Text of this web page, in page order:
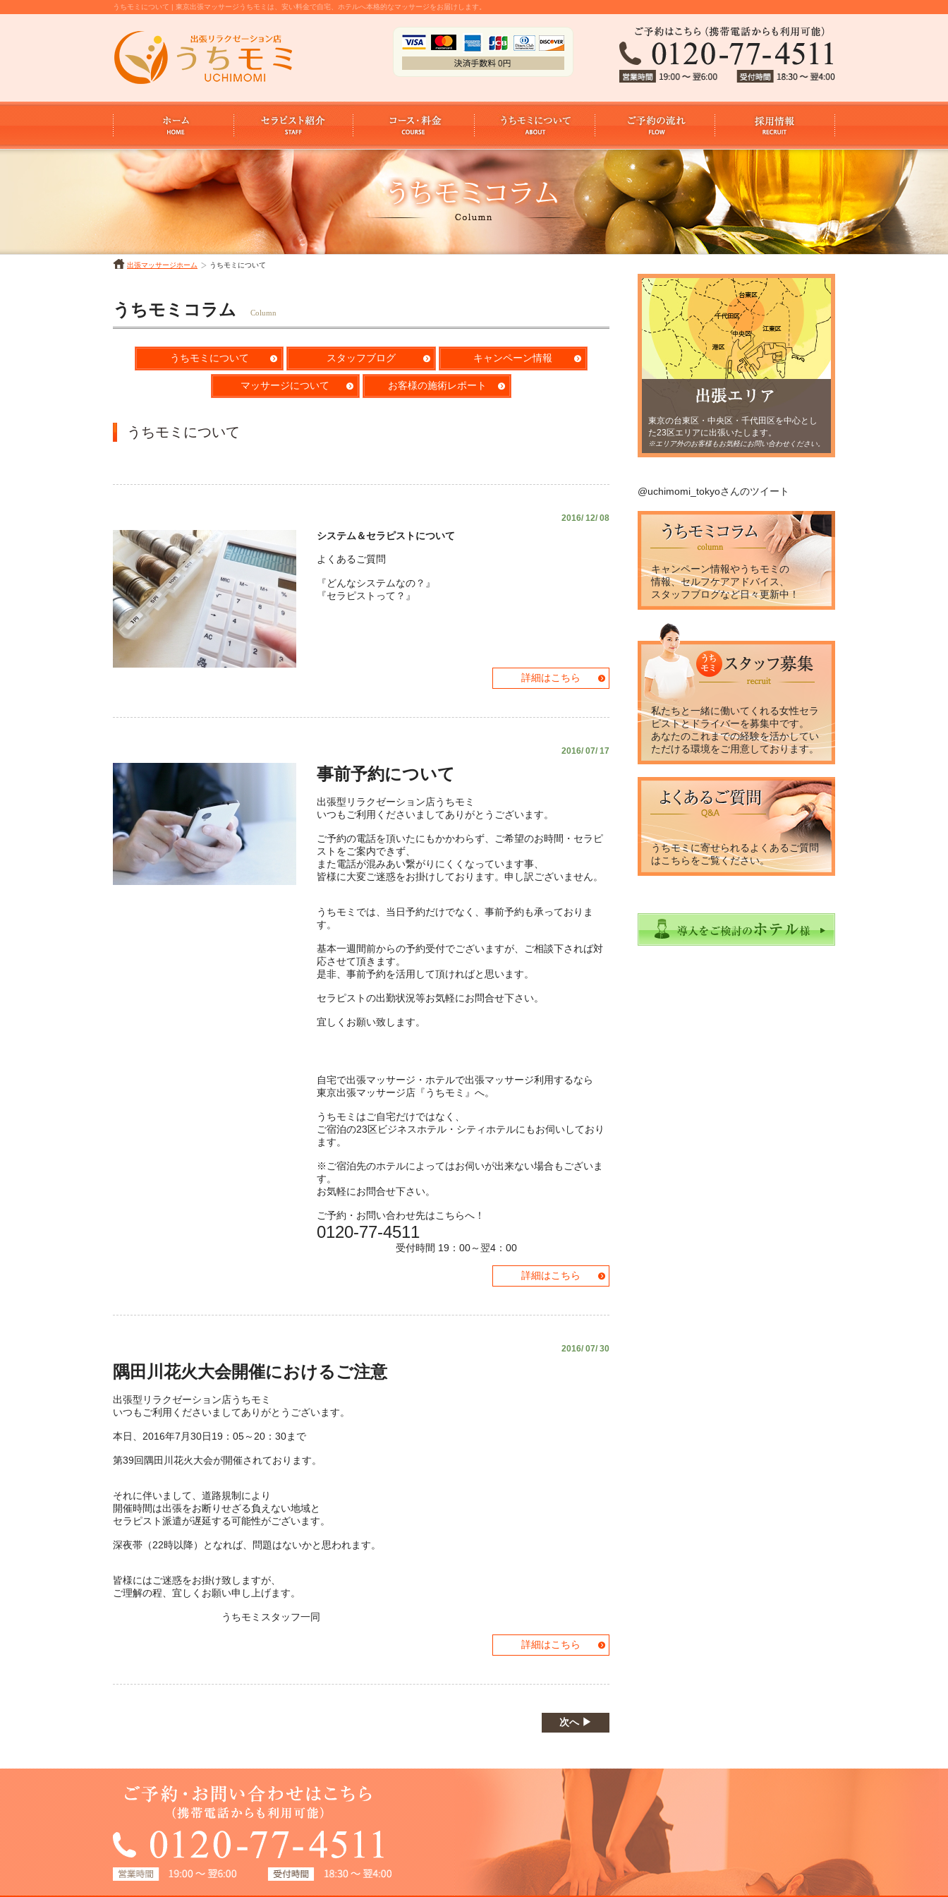
うちモミについて | 東京出張マッサージうちモミは、安い料金で自宅、ホテルへ本格的なマッサージをお届けします。
出張マッサージホーム うちモミについて
うちモミコラム Column
うちモミについて スタッフブログ キャンペーン情報
マッサージについて お客様の施術レポート
うちモミについて
2016/ 12/ 08
システム＆セラピストについて
よくあるご質問
『どんなシステムなの？』
『セラピストって？』
詳細はこちら
2016/ 07/ 17
事前予約について
出張型リラクゼーション店うちモミ
いつもご利用くださいましてありがとうございます。
ご予約の電話を頂いたにもかかわらず、ご希望のお時間・セラピ
ストをご案内できず、
また電話が混みあい繋がりにくくなっています事、
皆様に大変ご迷惑をお掛けしております。申し訳ございません。
うちモミでは、当日予約だけでなく、事前予約も承っておりま
す。
基本一週間前からの予約受付でございますが、ご相談下されば対
応させて頂きます。
是非、事前予約を活用して頂ければと思います。
セラピストの出勤状況等お気軽にお問合せ下さい。
宜しくお願い致します。
自宅で出張マッサージ・ホテルで出張マッサージ利用するなら
東京出張マッサージ店『うちモミ』へ。
うちモミはご自宅だけではなく、
ご宿泊の23区ビジネスホテル・シティホテルにもお伺いしており
ます。
※ご宿泊先のホテルによってはお伺いが出来ない場合もございま
す。
お気軽にお問合せ下さい。
ご予約・お問い合わせ先はこちらへ！
0120-77-4511
受付時間 19：00～翌4：00
詳細はこちら
2016/ 07/ 30
隅田川花火大会開催におけるご注意
出張型リラクゼーション店うちモミ
いつもご利用くださいましてありがとうございます。
本日、2016年7月30日19：05～20：30まで
第39回隅田川花火大会が開催されております。
それに伴いまして、道路規制により
開催時間は出張をお断りせざる負えない地域と
セラピスト派遣が遅延する可能性がございます。
深夜帯（22時以降）となれば、問題はないかと思われます。
皆様にはご迷惑をお掛け致しますが、
ご理解の程、宜しくお願い申し上げます。
うちモミスタッフ一同
詳細はこちら
次へ ▶
東京の台東区・中央区・千代田区を中心とし
た23区エリアに出張いたします。
※エリア外のお客様もお気軽にお問い合わせください。
@uchimomi_tokyoさんのツイート
キャンペーン情報やうちモミの
情報、セルフケアアドバイス、
スタッフブログなど日々更新中！
私たちと一緒に働いてくれる女性セラ
ピストとドライバーを募集中です。
あなたのこれまでの経験を活かしてい
ただける環境をご用意しております。
うちモミに寄せられるよくあるご質問
はこちらをご覧ください。